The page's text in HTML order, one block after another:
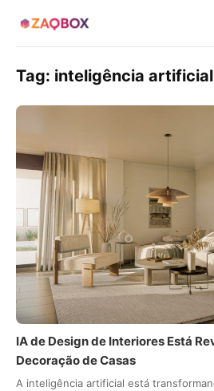
Tag: inteligência
IA de Design de Interiores Está
Decoração de Casas
A inteligência artificial está